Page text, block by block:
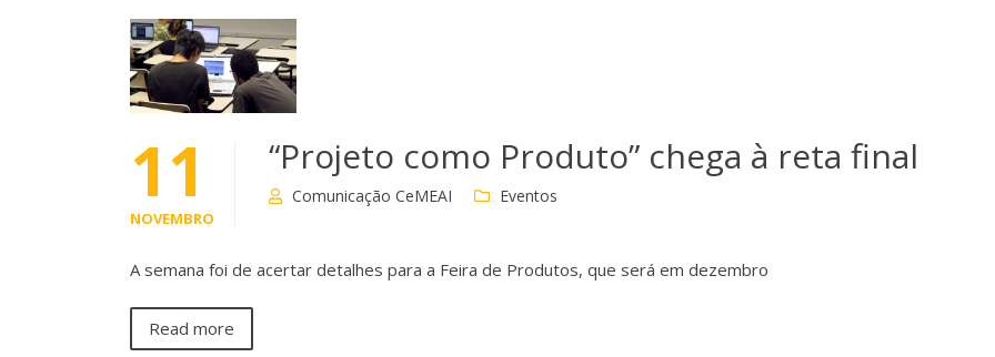
11
NOVEMBRO
“Projeto como Produto” chega à reta final
Comunicação CeMEAI Eventos
A semana foi de acertar detalhes para a Feira de Produtos, que será em dezembro
Read more